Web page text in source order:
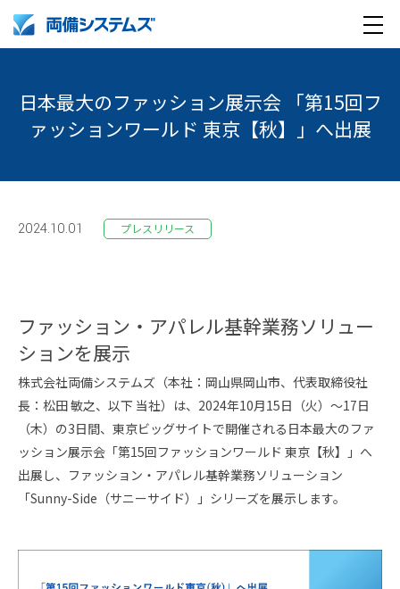
パーパス体系
会社概要
事業所一覧
グループ企業
社員の幸せへの取り組み
キャリア採用
スタッフ採用
Medical AI product information
日本最大のファッション展示会 「第15回フ
ァッションワールド 東京【秋】」へ出展
2024.10.01 プレスリリース
ファッション・アパレル基幹業務ソリュー
ションを展示
株式会社両備システムズ（本社：岡山県岡山市、代表取締役社
長：松田 敏之、以下 当社）は、2024年10月15日（火）～17日
（木）の3日間、東京ビッグサイトで開催される日本最大のファ
ッション展示会「第15回ファッションワールド 東京【秋】」へ
出展し、ファッション・アパレル基幹業務ソリューション
「Sunny-Side（サニーサイド）」シリーズを展示します。